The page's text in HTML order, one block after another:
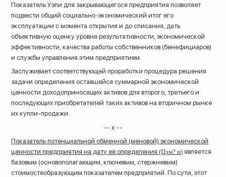
Показатель Уэпи для закрывающегося предприятия позволяет
подвести общий социально-экономический итог его
эксплуатации с момента открытия и до списания, дать
объективную оценку уровня результативности, экономической
эффективности, качества работы собственников (бенефициаров)
и службы управления этим предприятием.
Заслуживает соответствующей проработки процедура решения
задачи определения оставшейся суммарной экономической
ценности доходоприносящих активов для второго, третьего и
последующих приобретателей таких активов на вторичном рынке
их купли-продажи.
-- х --
Показатель потенциальной обменной (меновой) экономической
ценности предприятия на дату её определения(Цэм? н) является
базовым (основополагающим, ключевым, стержневым)
стоимостеобразующим показателем предприятий. По сути, этот